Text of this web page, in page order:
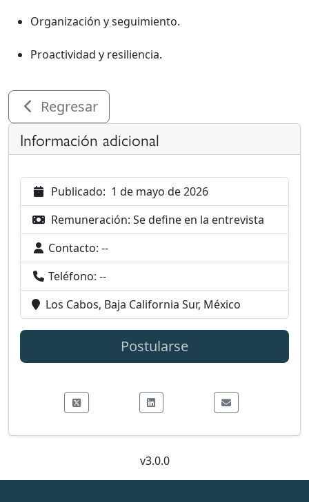
Organización y seguimiento.
Proactividad y resiliencia.
Regresar
Información adicional
Publicado: 1 de mayo de 2026
Remuneración: Se define en la entrevista
Contacto: --
Teléfono: --
Los Cabos, Baja California Sur, México
Postularse
v3.0.0